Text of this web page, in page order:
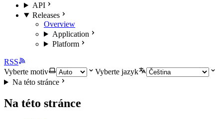
API
Releases
Overview
Application
Platform
RSS
Vyberte motiv
Vyberte jazyk
Na této stránce
Na této stránce